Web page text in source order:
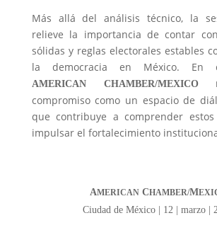
Más allá del análisis técnico, la
relieve la importancia de contar
sólidas y reglas electorales estables
la democracia en México.
En
AMERICAN CHAMBER/MEXICO
compromiso como un espacio de
que contribuye a comprender
impulsar el fortalecimiento
AMERICANCHAMBER/M
Ciudad de México | 12 | marzo |